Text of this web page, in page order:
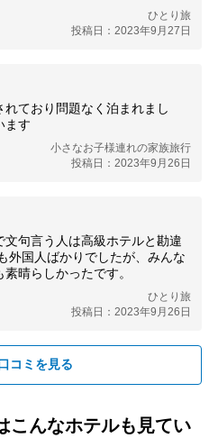
ひとり旅
投稿日：2023年9月27日
ており問題なく泊まれまし
ます
小さなお子様連れの家族旅行
投稿日：2023年9月26日
句言う人は高級ホテルと勘違
外国人ばかりでしたが、みんな
晴らしかったです。
ひとり旅
投稿日：2023年9月26日
コミを見る
こんなホテルも見てい